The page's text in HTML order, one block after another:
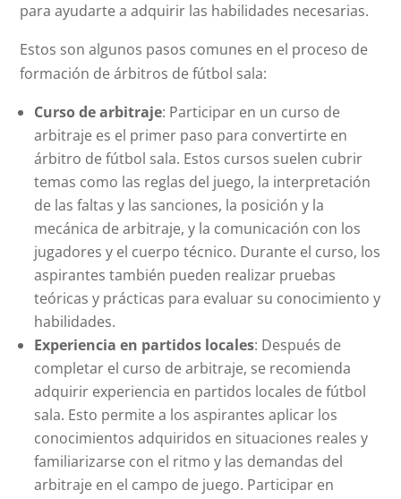
para ayudarte a adquirir las habilidades necesarias.
Estos son algunos pasos comunes en el proceso de
formación de árbitros de fútbol sala:
Curso de arbitraje: Participar en un curso de
arbitraje es el primer paso para convertirte en
árbitro de fútbol sala. Estos cursos suelen cubrir
temas como las reglas del juego, la interpretación
de las faltas y las sanciones, la posición y la
mecánica de arbitraje, y la comunicación con los
jugadores y el cuerpo técnico. Durante el curso, los
aspirantes también pueden realizar pruebas
teóricas y prácticas para evaluar su conocimiento y
habilidades.
Experiencia en partidos locales: Después de
completar el curso de arbitraje, se recomienda
adquirir experiencia en partidos locales de fútbol
sala. Esto permite a los aspirantes aplicar los
conocimientos adquiridos en situaciones reales y
familiarizarse con el ritmo y las demandas del
arbitraje en el campo de juego. Participar en